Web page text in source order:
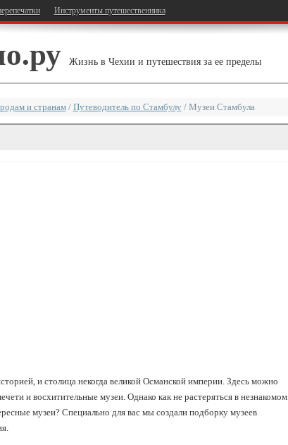
Инструменты путешественника
Жизнь в Чехии и путешествия за ее пределы
и странам/ Путеводитель по Стамбулу/ Музеи Стамбула
и столица некогда великой Османской империи. Здесь можно
и восхитительные музеи. Однако как не растеряться в незнакомом
музеи? Специально для вас мы создали подборку музеев